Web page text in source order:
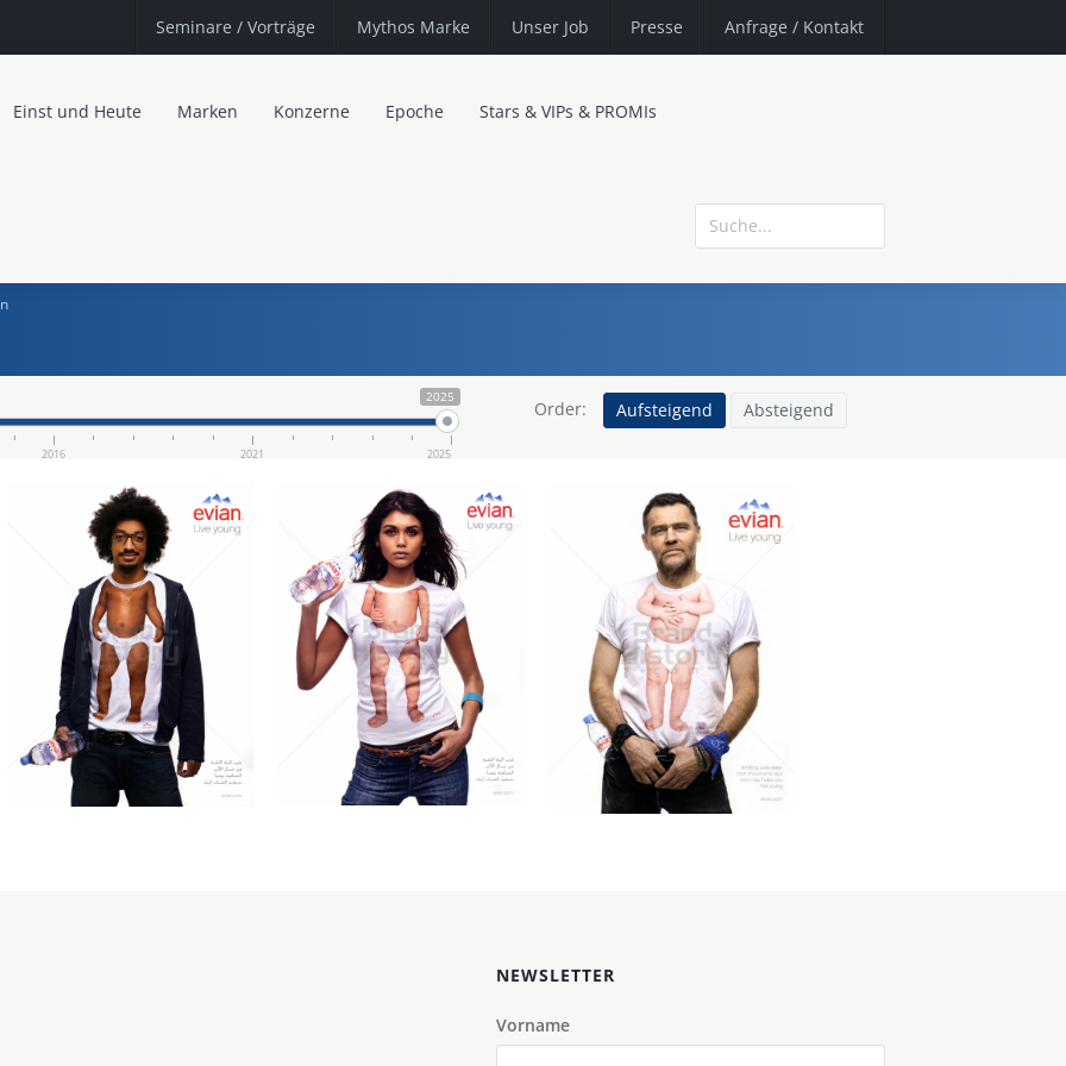
Seminare / Vorträge Mythos Marke Unser Job Presse Anfrage / Kontakt
Einst und Heute Marken Konzerne Epoche Stars & VIPs & PROMIs
2025
2016 2021 2025
Order: Aufsteigend Absteigend
evian
Evian Mineral Water
2010
Bild-ID: 61110
evian
Evian Mineral Water
2010
Bild-ID: 61111
evian
Evian Mineral Water
2010
Bild-ID: 61330
NEWSLETTER
Vorname